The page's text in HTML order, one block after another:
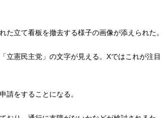
た立て看板を撤去する様子の画像が添えられた。
立憲民主党」の文字が見える。Xではこれが注目
請をすることになる。